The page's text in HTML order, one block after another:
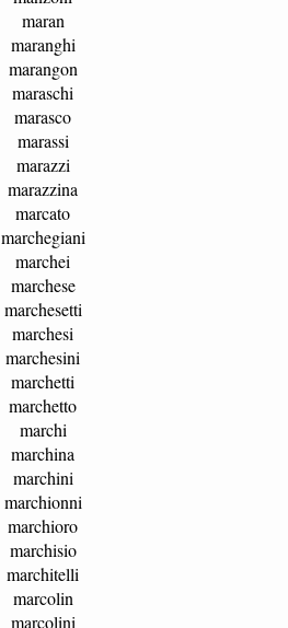
maran
maranghi
marangon
maraschi
marasco
marassi
marazzi
marazzina
marcato
marchegiani
marchei
marchese
marchesetti
marchesi
marchesini
marchetti
marchetto
marchi
marchina
marchini
marchionni
marchioro
marchisio
marchitelli
marcolin
marcolini